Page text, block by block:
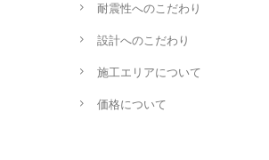
耐震性へのこだわり
設計へのこだわり
施工エリアについて
価格について